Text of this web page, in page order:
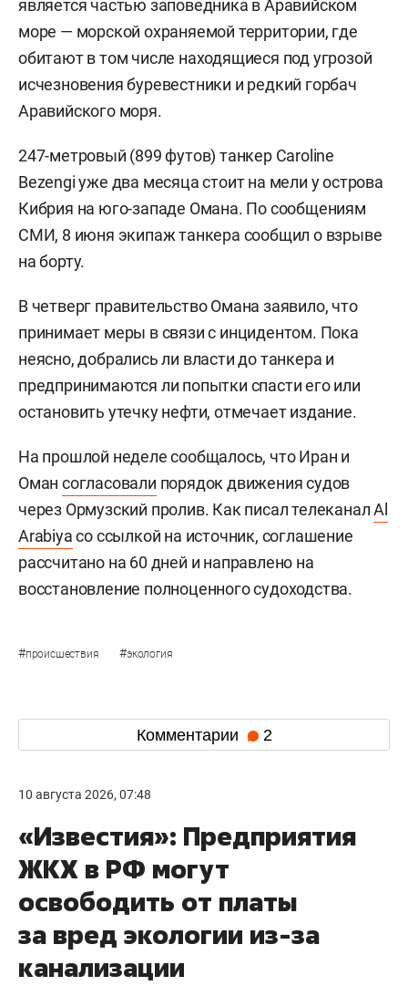
является частью заповедника в Аравийском
море — морской охраняемой территории, где
обитают в том числе находящиеся под угрозой
исчезновения буревестники и редкий горбач
Аравийского моря.
247-метровый (899 футов) танкер Caroline
Bezengi уже два месяца стоит на мели у острова
Кибрия на юго-западе Омана. По сообщениям
СМИ, 8 июня экипаж танкера сообщил о взрыве
на борту.
В четверг правительство Омана заявило, что
принимает меры в связи с инцидентом. Пока
неясно, добрались ли власти до танкера и
предпринимаются ли попытки спасти его или
остановить утечку нефти, отмечает издание.
На прошлой неделе сообщалось, что Иран и
Оман согласовали порядок движения судов
через Ормузский пролив. Как писал телеканалAl
Arabiyaсо ссылкой на источник, соглашение
рассчитано на 60 дней и направлено на
восстановление полноценного судоходства.
#происшествия #экология
Комментарии 2
10 августа 2026, 07:48
«Известия»: Предприятия
ЖКХ в РФ могут
освободить от платы
за вред экологии из-за
канализации